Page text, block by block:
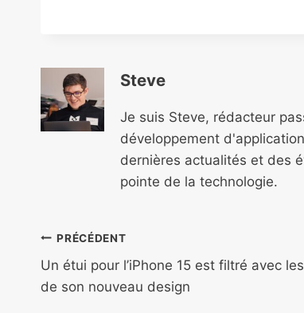
Steve
Je suis Steve, rédacteur
développement
dernières actualités et des
pointe de la technologie.
Navigation
de
PRÉCÉDENT
Un étui pour l’iPhone 15 est filtré avec
de son nouveau design